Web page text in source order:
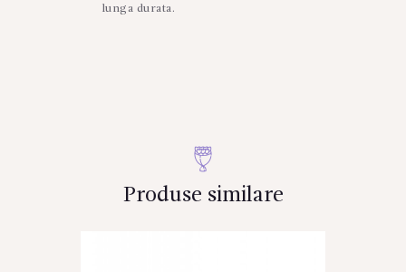
lunga durata.
Produse similare